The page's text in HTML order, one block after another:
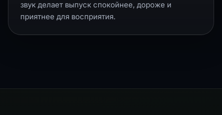
звук делает выпуск спокойнее, дороже и
приятнее для восприятия.